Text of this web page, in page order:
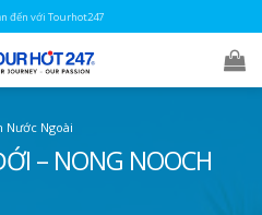
đến với Tourhot247
Nước Ngoài
– NONG NOOCH